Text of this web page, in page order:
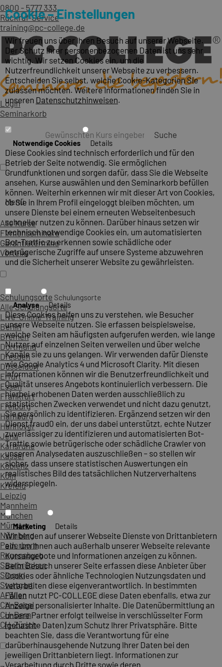
0800 - 5777 333
Rückruf-Service
training@pc-college.de
Login
Seminarkorb
Suche
Menü
Alle Kurse
Firmenseminare
Garantietermine
Vorteile
Schulungsorte Schulungsorte
Alle Schulungsorte
Live-Online-Training
Berlin
Bremen
Dortmund
Dresden
Düsseldorf
Erfurt
Essen
Frankfurt
Freiburg
Hamburg
Hannover
Jena
Karlsruhe
Kassel
Koblenz
Köln
Krefeld
Leipzig
Mannheim
München
Münster
Nürnberg
Paderborn
Regensburg
Saarbrücken
Siegen
Stuttgart
A-Wien
CH-Basel
CH-Bern
CH-Zürich
Cookie – Einstellungen
Wir freuen uns über Ihren Besuch auf unserer Webseite.
Der Schutz Ihrer personenbezogenen Daten ist uns sehr
wichtig. Wir setzen Cookies ein, um die
Nutzerfreundlichkeit unserer Webseite zu verbessern.
Entscheiden Sie selbst, welche Cookie-Kategorien Sie
zulassen möchten. Weitere Informationen finden Sie in
unseren Datenschutzhinweisen.
Notwendige Cookies Details
Diese Cookies sind technisch erforderlich und für den
Betrieb der Seite notwendig. Sie ermöglichen
Grundfunktionen und sorgen dafür, dass Sie die Webseite
ansehen, Kurse auswählen und den Seminarkorb befüllen
können. Weiterhin erkennen wir mit dieser Art von Cookies,
ob Sie in Ihrem Profil eingeloggt bleiben möchten, um
unsere Dienste bei einem erneuten Webseitenbesuch
schneller nutzen zu können. Darüber hinaus setzen wir
technisch notwendige Cookies ein, um automatisierten
Bot-Traffic zu erkennen sowie schädliche oder
betrügerische Zugriffe auf unsere Systeme abzuwehren
und die Sicherheit unserer Website zu gewährleisten.
Analyse Details
Diese Cookies helfen uns zu verstehen, wie Besucher
unsere Webseite nutzen. Sie erfassen beispielsweise,
welche Seiten am häufigsten aufgerufen werden, wie lange
Nutzer auf einzelnen Seiten verweilen und über welche
Kanäle sie zu uns gelangen. Wir verwenden dafür Dienste
wie Google Analytics 4 und Microsoft Clarity. Mit diesen
Informationen können wir die Benutzerfreundlichkeit und
Qualität unseres Angebots kontinuierlich verbessern. Die
hierbei erhobenen Daten werden ausschließlich zu
statistischen Zwecken verwendet und nicht dazu genutzt,
Sie persönlich zu identifizieren. Ergänzend setzen wir den
Dienst fraud0 ein, der uns dabei unterstützt, echte Nutzer
zuverlässiger zu identifizieren und automatisierten Bot-
Traffic sowie betrügerische oder schädliche Crawler von
unseren Analysedaten auszuschließen – so stellen wir
sicher, dass unsere statistischen Auswertungen ein
realistisches Bild des tatsächlichen Nutzerverhaltens
widerspiegeln.
Marketing Details
Wir binden auf unserer Webseite Dienste von Drittanbietern
ein, um Ihnen auch außerhalb unserer Webseite relevante
Kursangebote und Informationen anzeigen zu können.
Beim Besuch unserer Seite erfassen diese Anbieter über
Cookies oder ähnliche Technologien Nutzungsdaten und
verarbeiten diese eigenverantwortlich. In bestimmten
Fällen nutzt PC-COLLEGE diese Daten ebenfalls, etwa zur
Anzeige personalisierter Inhalte. Die Datenübermittlung an
unsere Partner erfolgt teilweise in verschlüsselter Form
(gehashte Daten) zum Schutz Ihrer Privatsphäre. Bitte
beachten Sie, dass die Verantwortung für eine
darüberhinausgehende Nutzung Ihrer Daten bei den
jeweiligen Drittanbietern liegt. Informationen zur
Verarbeitung durch Dritte sowie deren